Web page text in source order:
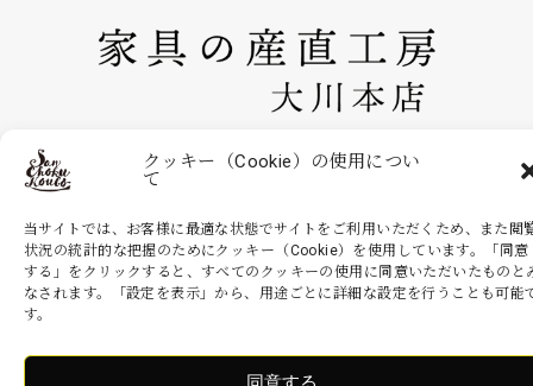
クッキー（Cookie）の使用につい
て
当サイトでは、お客様に最適な状態でサイトをご利用いただくため、また閲
状況の統計的な把握のためにクッキー（Cookie）を使用しています。「同意
する」をクリックすると、すべてのクッキーの使用に同意いただいたものと
なされます。「設定を表示」から、用途ごとに詳細な設定を行うことも可能
す。
同意する
家具の産直工房 大川本店は、株式会社産商が運営する公式のネットシ
ョッピングサイトです。家具・インテリアなどの商品を現地より無駄を
Copyright ©家具の産直工房 大川本店. All Rights Reserved.